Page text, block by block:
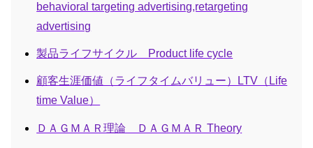
behavioral targeting advertising,retargeting
advertising
製品ライフサイクル Product life cycle
顧客生涯価値（ライフタイムバリュー）LTV（Life
time Value）
ＤＡＧＭＡＲ理論 ＤＡＧＭＡＲ Theory